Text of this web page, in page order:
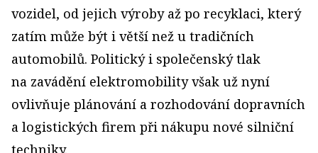
vozidel, od jejich výroby až po recyklaci, který
zatím může být i větší než u tradičních
automobilů. Politický i společenský tlak
na zavádění elektromobility však už nyní
ovlivňuje plánování a rozhodování dopravních
a logistických firem při nákupu nové silniční
techniky.